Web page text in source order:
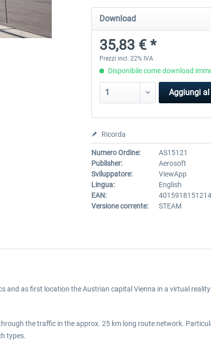
Download
35,83 € *
Prezzi incl. 22% IVA
Disponibile come download
Aggiungi
Ricorda
Numero Ordine:
AS15121
Publisher:
Aerosoft
Sviluppatore:
ViewApp
Lingua:
English
EAN:
4015918151214
Versione corrente:
STEAM
as first location the Austrian capital Vienna in a virtual
the traffic in the approx. 25 km long route network.
types.